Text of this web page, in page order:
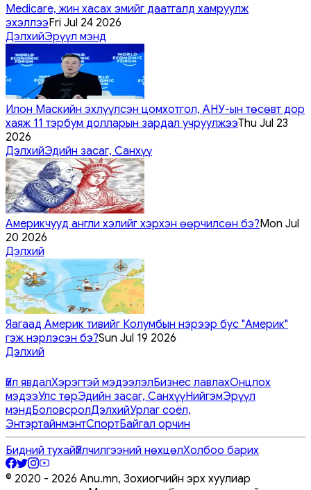
Medicare, жин хасах эмийг даатгалд хамруулж
эхэллээFri Jul 24 2026
ДэлхийЭрүүл мэнд
Илон Маскийн эхлүүлсэн цомхотгол, АНУ-ын төсөвт дор
хаяж 11 тэрбум долларын зардал учруулжээThu Jul 23
2026
ДэлхийЭдийн засаг, Санхүү
Америкчууд англи хэлийг хэрхэн өөрчилсөн бэ?Mon Jul
20 2026
Дэлхий
Яагаад Америк тивийг Колумбын нэрээр бус "Америк"
гэж нэрлэсэн бэ?Sun Jul 19 2026
Дэлхий
Үйл явдалХэрэгтэй мэдээлэлБизнес лавлахОнцлох
мэдээУлс төрЭдийн засаг, СанхүүНийгэмЭрүүл
мэндБоловсролДэлхийУрлаг соёл,
ЭнтэртайнмэнтСпортБайгал орчин
Бидний тухайҮйлчилгээний нөхцөлХолбоо барих
© 2020 - 2026 Anu.mn, Зохиогчийн эрх хуулиар